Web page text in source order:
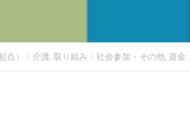
点）：介護,取り組み：社会参加・その他, 資金